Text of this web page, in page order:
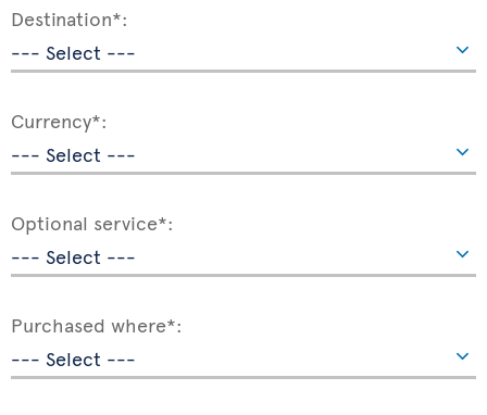
Destination*:
Currency*:
Optional service*:
Purchased where*: